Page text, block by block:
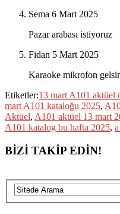
Sema 6 Mart 2025
Pazar arabası istiyoruz
Fidan 5 Mart 2025
Karaoke mikrofon
Etiketler:13 mart A101 aktüel
mart A101 kataloğu 2025,
Aktüel, A101 aktüel 13 mart
A101 katalog bu hafta 2025,
BİZİ TAKİP EDİN!